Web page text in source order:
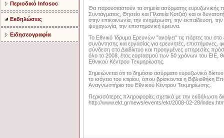
Περιοδικό Infosoc
Εκδηλώσεις
Ειδησεογραφία
Θα παρουσιαστούν τα σημεία ασύρματης ευρυζωνικής
Συντάγματος, Θησείο και Πλατεία Κοτζιά) και οι
στην επικοινωνία, την ενημέρωση, την εκπαίδευση, την
ψυχαγωγία, την επιστημονική έρευνα.
Το Εθνικό Ίδρυμα Ερευνών "ανοίγει" τις πόρτες του
συνάντησης και εργασίας για ερευνητές, επιστήμονες,
σύνδεση στο Διαδίκτυο και προηγμένες υπηρεσίες
όλο το 2008, έτος εορτασμού των 50 χρόνων του ΕΙΕ,
Εθνικού Κέντρου Τεκμηρίωσης.
Σημειώνεται ότι το δημόσιο ασύρματο ευρυζωνικό
το ισόγειο του κτιρίου, όπου βρίσκονται η Βιβλιοθήκη
Αναγνωστήριο του Εθνικού Κέντρου Τεκμηρίωσης.
Περισσότερες πληροφορίες σχετικά με την εκδήλωση
http://www.ekt.gr/news/events/ekt/2008-02-28/